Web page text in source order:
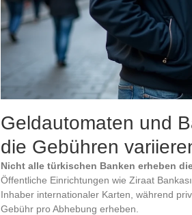
Geldautomaten und
die Gebühren
Nicht alle türkischen Banken erheben
Öffentliche Einrichtungen wie Ziraat
Inhaber internationaler Karten, während
Gebühr pro Abhebung erheben.